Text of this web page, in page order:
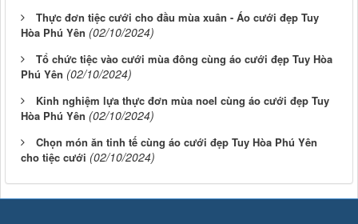
Thực đơn tiệc cưới cho đầu mùa xuân - Áo cưới đẹp Tuy
Hòa Phú Yên (02/10/2024)
Tổ chức tiệc vào cưới mùa đông cùng áo cưới đẹp Tuy Hòa
Phú Yên (02/10/2024)
Kinh nghiệm lựa thực đơn mùa noel cùng áo cưới đẹp Tuy
Hòa Phú Yên (02/10/2024)
Chọn món ăn tinh tế cùng áo cưới đẹp Tuy Hòa Phú Yên
cho tiệc cưới (02/10/2024)